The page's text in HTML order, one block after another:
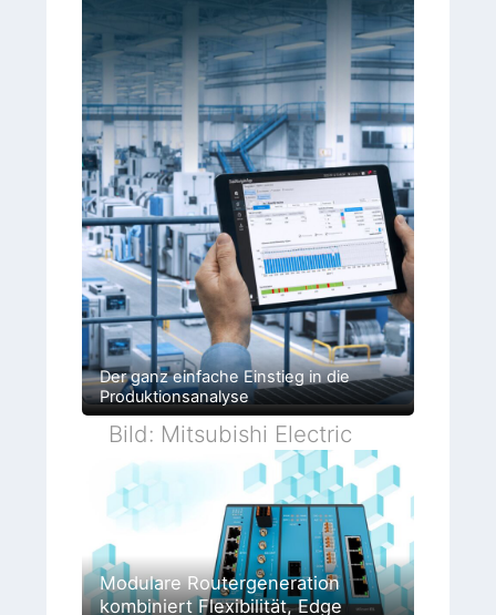
Der ganz einfache Einstieg in die
Produktionsanalyse
Bild: Mitsubishi Electric
Modulare Routergeneration
kombiniert Flexibilität, Edge